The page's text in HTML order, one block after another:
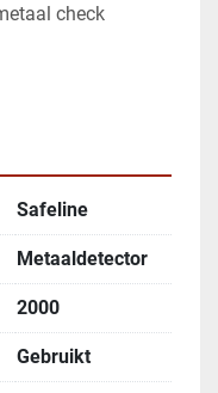
check
Safeline
Metaaldetector
2000
Gebruikt